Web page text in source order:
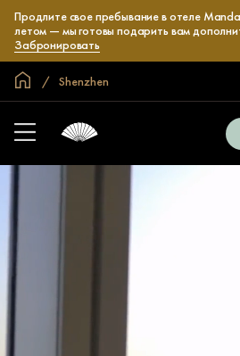
Продлите свое пребывание в отеле
летом — мы готовы подарить вам
Забронировать
ГлавнаяShenzhen